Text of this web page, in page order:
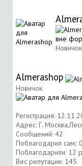
Новичок
Almerashop
Новичок
Регистрация:
Адрес: Г.
Сообщений: 42
Поблагодарил сам:: 0
Поблагодарили: 12
Вес репутации: 145